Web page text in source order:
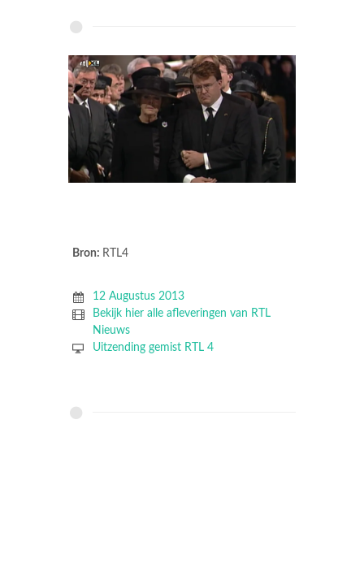
Bron: RTL4
12 Augustus 2013
Bekijk hier alle afleveringen van RTL
Nieuws
Uitzending gemist RTL 4